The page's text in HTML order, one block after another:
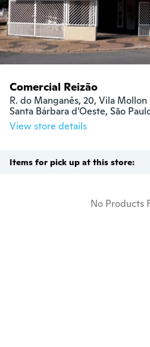
Comercial Reizão
R. do Manganês, 20, Vila Mollon
Santa Bárbara d'Oeste, São
View store details
Items for pick up at this store:
No Products